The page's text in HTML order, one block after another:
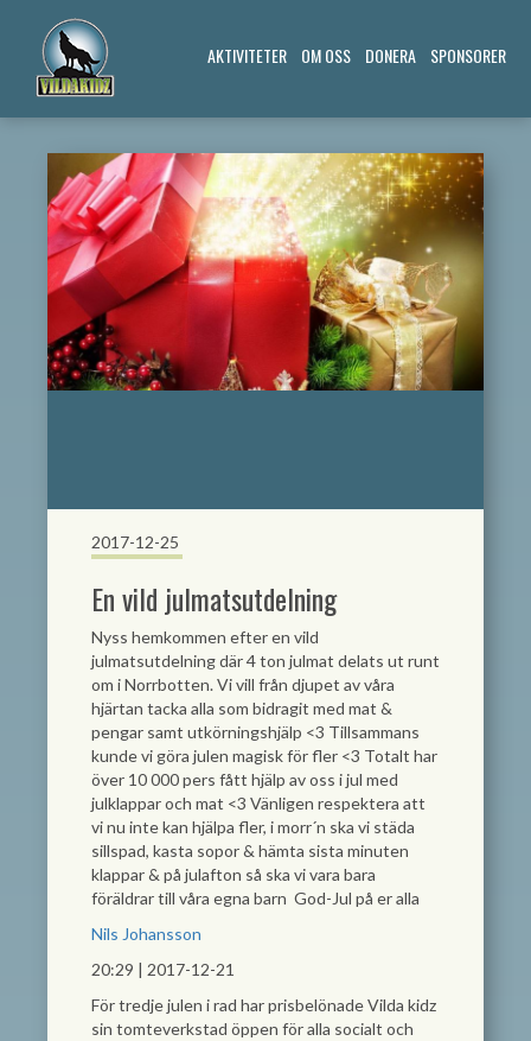
AKTIVITETER OM OSS DONERA SPONSORER
2017-12-25
En vild julmatsutdelning
Nyss hemkommen efter en vild
julmatsutdelning där 4 ton julmat delats ut runt
om i Norrbotten. Vi vill från djupet av våra
hjärtan tacka alla som bidragit med mat &
pengar samt utkörningshjälp <3 Tillsammans
kunde vi göra julen magisk för fler <3 Totalt har
över 10 000 pers fått hjälp av oss i jul med
julklappar och mat <3 Vänligen respektera att
vi nu inte kan hjälpa fler, i morr´n ska vi städa
sillspad, kasta sopor & hämta sista minuten
klappar & på julafton så ska vi vara bara
föräldrar till våra egna barn God-Jul på er alla
Nils Johansson
20:29 | 2017-12-21
För tredje julen i rad har prisbelönade Vilda kidz
sin tomteverkstad öppen för alla socialt och